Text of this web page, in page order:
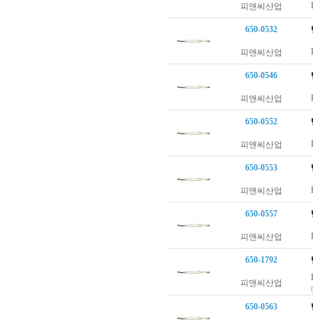
피앤씨산업
650-0532
피앤씨산업
650-0546
피앤씨산업
650-0552
피앤씨산업
650-0553
피앤씨산업
650-0557
피앤씨산업
650-1792
피앤씨산업
650-0563